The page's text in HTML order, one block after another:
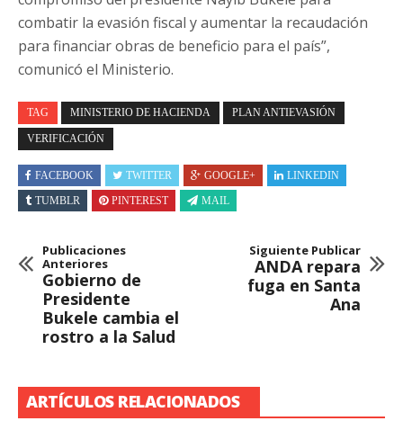
combatir la evasión fiscal y aumentar la recaudación
para financiar obras de beneficio para el país”,
comunicó el Ministerio.
TAG MINISTERIO DE HACIENDA PLAN ANTIEVASIÓN
VERIFICACIÓN
FACEBOOK TWITTER GOOGLE+
LINKEDIN
TUMBLR
PINTEREST MAIL
Publicaciones
Anteriores
Gobierno de
Presidente
Bukele cambia el
rostro a la Salud
Siguiente Publicar
ANDA repara
fuga en Santa
Ana
ARTÍCULOS RELACIONADOS